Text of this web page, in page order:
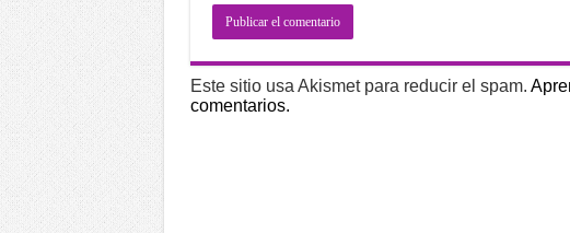
Este sitio usa Akismet para reducir el spam.
comentarios.